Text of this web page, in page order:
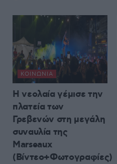
ΚΟΙΝΩΝΊΑ
Η νεολαία γέμισε την
πλατεία των
Γρεβενών στη μεγάλη
συναυλία της
Marseaux
(Βίντεο+Φωτογραφίες)